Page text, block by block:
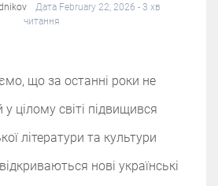
Дата February 22, 2026 - 3 хв
читання
що за останні роки не
у цілому світі підвищився
літератури та культури
нові українські